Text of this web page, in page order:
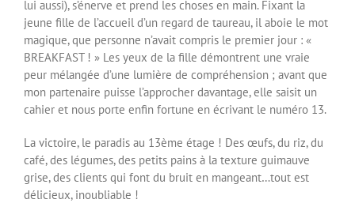
lui aussi), s’énerve et prend les choses en main. Fixant la
jeune fille de l’accueil d’un regard de taureau, il aboie le mot
magique, que personne n’avait compris le premier jour : «
BREAKFAST ! » Les yeux de la fille démontrent une vraie
peur mélangée d’une lumière de compréhension ; avant que
mon partenaire puisse l’approcher davantage, elle saisit un
cahier et nous porte enfin fortune en écrivant le numéro 13.
La victoire, le paradis au 13ème étage ! Des œufs, du riz, du
café, des légumes, des petits pains à la texture guimauve
grise, des clients qui font du bruit en mangeant…tout est
délicieux, inoubliable !